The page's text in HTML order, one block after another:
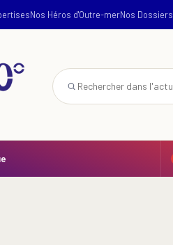
Nos Héros d'Outre-merNos Dossiers